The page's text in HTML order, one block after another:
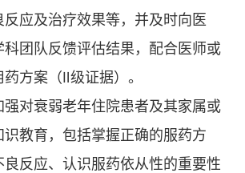
反应及治疗效果等，并及时向医
科团队反馈评估结果，配合医师或
方案（Ⅱ级证据）。
强对衰弱老年住院患者及其家属或
识教育，包括掌握正确的服药方
良反应、认识服药依从性的重要性